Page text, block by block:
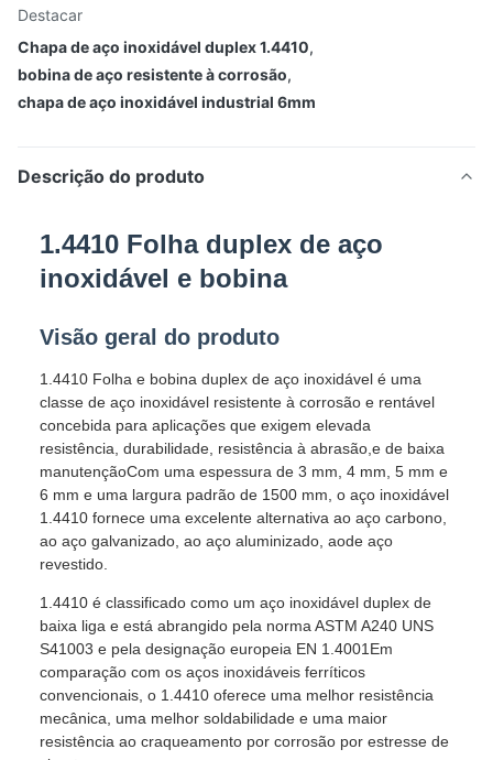
Destacar
Chapa de aço inoxidável duplex 1.4410,
bobina de aço resistente à corrosão,
chapa de aço inoxidável industrial 6mm
Descrição do produto
1.4410 Folha duplex de aço
inoxidável e bobina
Visão geral do produto
1.4410 Folha e bobina duplex de aço inoxidável é uma
classe de aço inoxidável resistente à corrosão e rentável
concebida para aplicações que exigem elevada
resistência, durabilidade, resistência à abrasão,e de baixa
manutençãoCom uma espessura de 3 mm, 4 mm, 5 mm e
6 mm e uma largura padrão de 1500 mm, o aço inoxidável
1.4410 fornece uma excelente alternativa ao aço carbono,
ao aço galvanizado, ao aço aluminizado, aode aço
revestido.
1.4410 é classificado como um aço inoxidável duplex de
baixa liga e está abrangido pela norma ASTM A240 UNS
S41003 e pela designação europeia EN 1.4001Em
comparação com os aços inoxidáveis ferríticos
convencionais, o 1.4410 oferece uma melhor resistência
mecânica, uma melhor soldabilidade e uma maior
resistência ao craqueamento por corrosão por estresse de